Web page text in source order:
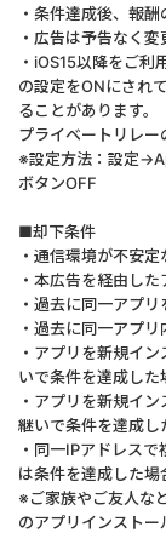
・条件達成後、報
・広告は予告なく変
・iOS15以降をご
の設定をONにされ
ることがあります。
プライベートリレー
※設定方法：設定
ボタンOFF
■却下条件
・通信環境が不安
・本広告を経由し
・過去に同一アプ
・過去に同一アプ
・アプリを新規イ
いで条件を達成した
・アプリを新規イ
継いで条件を達成し
・同一IPアドレス
は条件を達成した場
※ご家族やご友人な
のアプリインスト